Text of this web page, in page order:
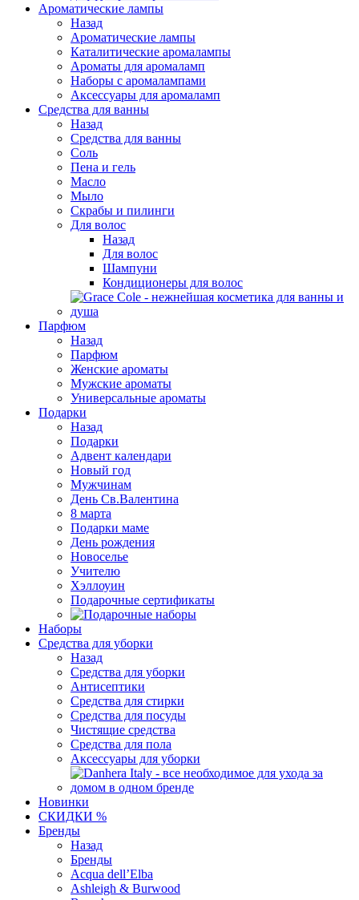
Ароматические лампы
Назад
Ароматические лампы
Каталитические аромалампы
Ароматы для аромаламп
Наборы с аромалампами
Аксессуары для аромаламп
Средства для ванны
Назад
Средства для ванны
Соль
Пена и гель
Масло
Мыло
Скрабы и пилинги
Для волос
Назад
Для волос
Шампуни
Кондиционеры для волос
Парфюм
Назад
Парфюм
Женские ароматы
Мужские ароматы
Универсальные ароматы
Подарки
Назад
Подарки
Адвент календари
Новый год
Мужчинам
День Св.Валентина
8 марта
Подарки маме
День рождения
Новоселье
Учителю
Хэллоуин
Подарочные сертификаты
Наборы
Средства для уборки
Назад
Средства для уборки
Антисептики
Средства для стирки
Средства для посуды
Чистящие средства
Средства для пола
Аксессуары для уборки
Новинки
СКИДКИ %
Бренды
Назад
Бренды
Acqua dell’Elba
Ashleigh & Burwood